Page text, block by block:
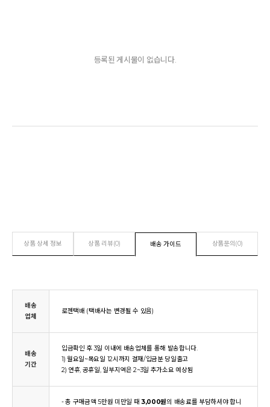
등록된 게시물이 없습니다.
상품 상세 정보 상품 리뷰(0) 배송 가이드 상품문의(0)
배송
업체
로젠택배 (택배사는 변경될 수 있음)
배송
기간
입금확인 후 3일 이내에 배송업체를 통해 발송합니다.
1) 월요일~목요일 12시까지 결재/입금분 당일출고
2) 연휴, 공휴일, 일부지역은 2~3일 추가소요 예상됨
- 총 구매금액 5만원 미만일 때3,000원의 배송료를 부담하셔야 합니